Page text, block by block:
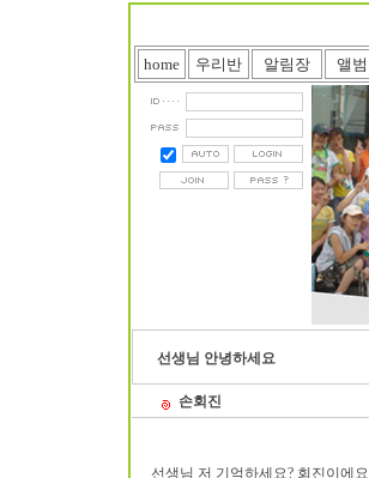
home 우리반 알림장 앨범
선생님 안녕하세요
손회진
선생님 저 기억하세요? 회진이에요